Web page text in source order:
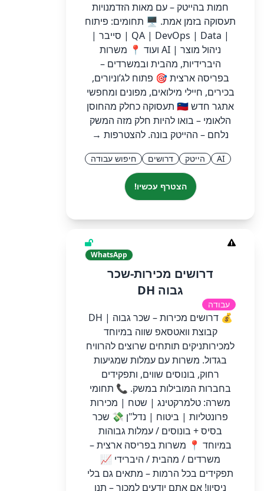
חמות בהייטק – עם מאות הזדמנויות
תעסוקה בזמן אמת. 🖥️ תחומים: פיתוח
| QA | DevOps | Data | סייבר |
ניהול מוצר | AI ועוד 📍 משרות
היברידיות, מהבית ובמשרדים –
בפריסה ארצית 🎯 פתוח לג’וניורים,
בכירים, חיילי מילואים, מפונים ומחפשי
אתגר חדש 🇮🇱 תעסוקה כחלק מהחוסן
הלאומי – בואו להיות חלק מזה המשק
נלחם – ההייטק בונה. להצטרפות →
AI הייטק דרושים חיפוש עבודה
הצטרף עכשיו!
WhatsApp
דרושים מכירות-שכר
גבוה DH
עבודה
💰 דרושים מכירות – שכר גבוה | DH
קבוצת וואטסאפ שווה במיוחד
למכירותניקים תותחים שרוצים להרוויח
בגדול. משרות עם עמלות שמגיעות
רחוק, בונוסים שווים, ותפקידים
בחברות המובילות במשק. 📞 תחומי
משרה: טלמרקטינג | שטח | מכירות
פרונטליות | ביטוח | נדל"ן 💸 שכר
בסיס + בונוסים / עמלות גבוהות
במיוחד 📍 משרות בפריסה ארצית –
משרדים / מהבית / היברידי 📈
תפקידים בכל הרמות – מתאים גם בלי
ניסיון! אם אתם יודעים למכור – תנו